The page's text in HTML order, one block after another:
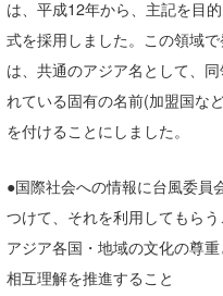
は、平成12年から、主記を目
式を採用しました。この領域
は、共通のアジア名として、
れている固有の名前(加盟国な
を付けることにしました。
●国際社会への情報に台風委員
つけて、それを利用してもらう
アジア各国・地域の文化の尊重
相互理解を推進すること